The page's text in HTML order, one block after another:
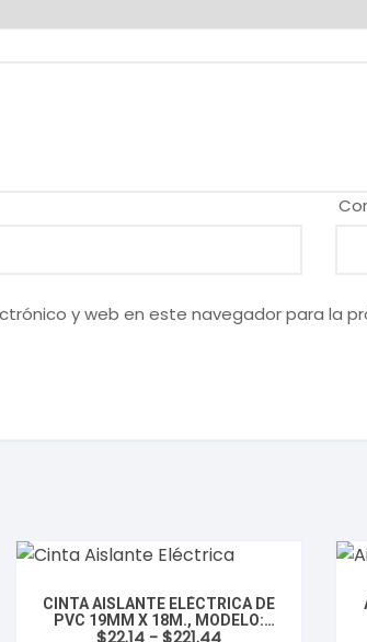
y web en este navegador para la
CINTA AISLANTE ELÉCTRICA DE
PVC 19MM X 18M., MODELO:
CXCIAPVC, MARCA CLUXER
$22.14 - $221.44Rango